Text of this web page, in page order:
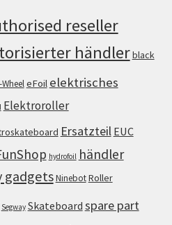
reseller
händlerblack
WheeleFoil elektrisches
Elektroroller
Ersatzteil EUC
hydrofoil händler
gadgetsNinebotRoller
Segway Skateboard spare part